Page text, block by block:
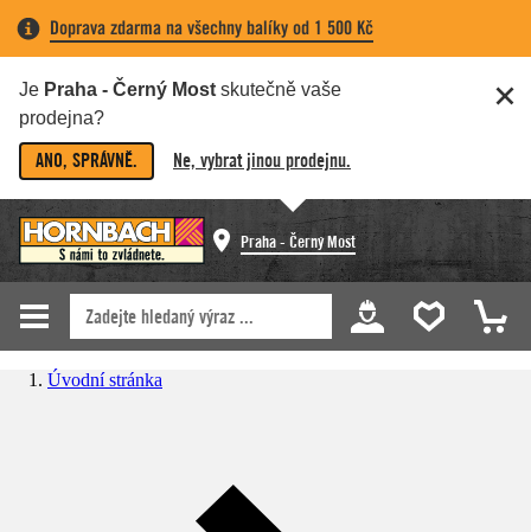
Doprava zdarma na všechny balíky od 1 500 Kč
Je Praha - Černý Most skutečně vaše
prodejna?
ANO, SPRÁVNĚ. Ne, vybrat jinou prodejnu.
Praha - Černý Most
Úvodní stránka